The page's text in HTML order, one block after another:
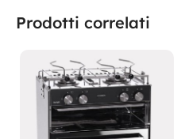
Prodotti correlati